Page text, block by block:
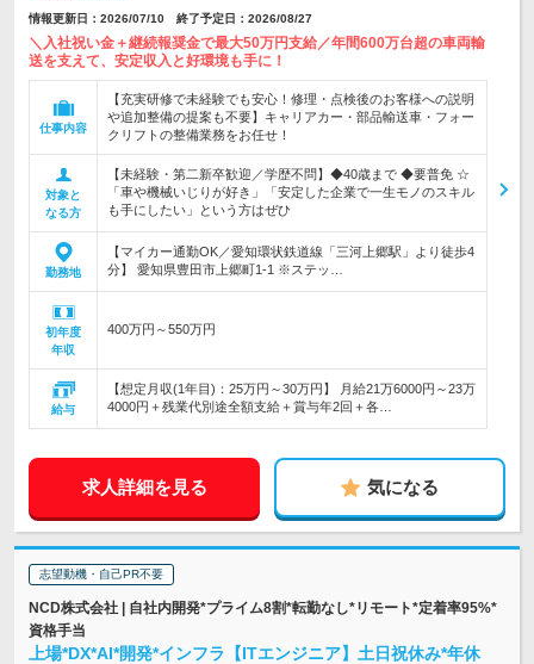
情報更新日：2026/07/10 終了予定日：2026/08/27
＼入社祝い金＋継続報奨金で最大50万円支給／年間600万台超の車両輸
送を支えて、安定収入と好環境も手に！
仕事内容
【充実研修で未経験でも安心！修理・点検後のお客様への説明
や追加整備の提案も不要】キャリアカー・部品輸送車・フォー
クリフトの整備業務をお任せ！
対象と
なる方
【未経験・第二新卒歓迎／学歴不問】◆40歳まで ◆要普免 ☆
「車や機械いじりが好き」「安定した企業で一生モノのスキル
も手にしたい」という方はぜひ
勤務地
【マイカー通勤OK／愛知環状鉄道線「三河上郷駅」より徒歩4
分】 愛知県豊田市上郷町1-1 ※ステッ…
初年度
年収
400万円～550万円
給与
【想定月収(1年目)：25万円～30万円】 月給21万6000円～23万
4000円＋残業代別途全額支給＋賞与年2回＋各…
求人詳細を見る 気になる
志望動機・自己PR不要
NCD株式会社 | 自社内開発*プライム8割*転勤なし*リモート*定着率95%*
資格手当
上場*DX*AI*開発*インフラ【ITエンジニア】土日祝休み*年休